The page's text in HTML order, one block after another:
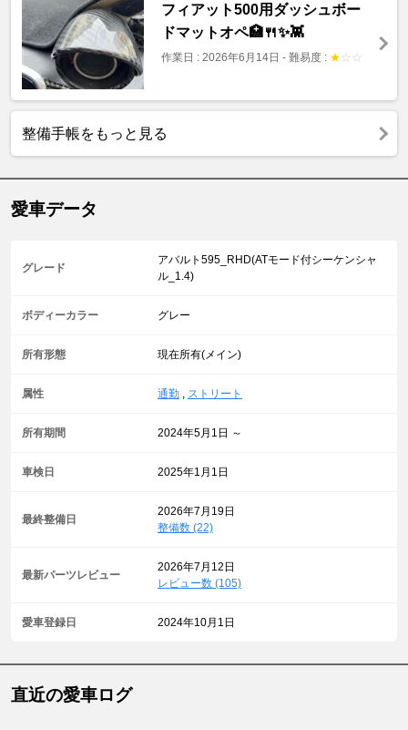
フィアット500用ダッシュボー
ドマットオペ🏥🍴✨👾
作業日 : 2026年6月14日 - 難易度 : ★ ☆ ☆
整備手帳をもっと見る
愛車データ
グレード
アバルト595_RHD(ATモード付シーケンシャ
ル_1.4)
ボディーカラー グレー
所有形態 現在所有(メイン)
属性 通勤 , ストリート
所有期間 2024年5月1日 ～
車検日 2025年1月1日
最終整備日
2026年7月19日
整備数 (22)
最新パーツレビュー
2026年7月12日
レビュー数 (105)
愛車登録日 2024年10月1日
直近の愛車ログ